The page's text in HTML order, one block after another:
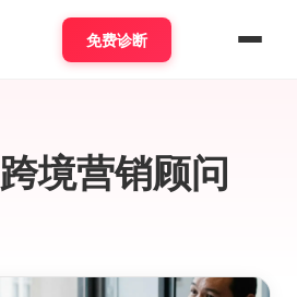
免费诊断
跨境营销顾问